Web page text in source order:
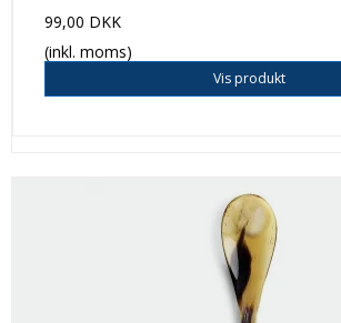
99,00 DKK
(inkl. moms)
Vis produkt